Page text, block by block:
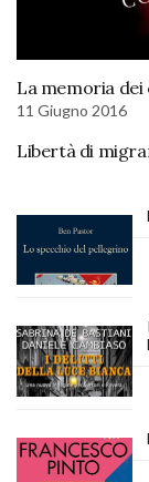
La memoria
11 Giugno 2016
Libertà di